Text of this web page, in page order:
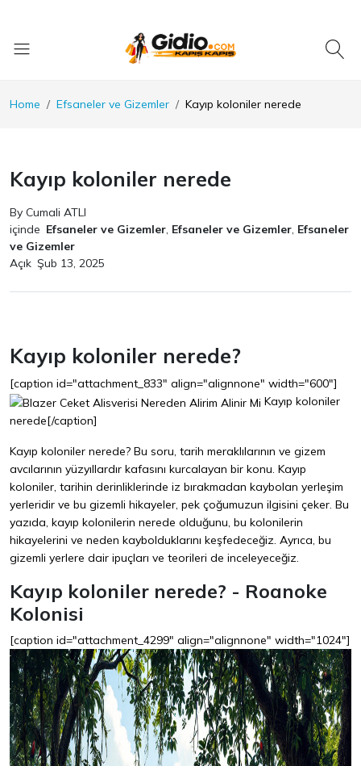
Home Efsaneler ve Gizemler Kayıp koloniler nerede
Kayıp koloniler nerede
By Cumali ATLI
içinde Efsaneler ve Gizemler, Efsaneler ve Gizemler, Efsaneler
ve Gizemler
Açık Şub 13, 2025
Kayıp koloniler nerede?
[caption id="attachment_833" align="alignnone" width="600"]
Kayıp koloniler
nerede[/caption]
Kayıp koloniler nerede? Bu soru, tarih meraklılarının ve gizem
avcılarının yüzyıllardır kafasını kurcalayan bir konu. Kayıp
koloniler, tarihin derinliklerinde iz bırakmadan kaybolan yerleşim
yerleridir ve bu gizemli hikayeler, pek çoğumuzun ilgisini çeker. Bu
yazıda, kayıp kolonilerin nerede olduğunu, bu kolonilerin
hikayelerini ve neden kaybolduklarını keşfedeceğiz. Ayrıca, bu
gizemli yerlere dair ipuçları ve teorileri de inceleyeceğiz.
Kayıp koloniler nerede? - Roanoke
Kolonisi
[caption id="attachment_4299" align="alignnone" width="1024"]